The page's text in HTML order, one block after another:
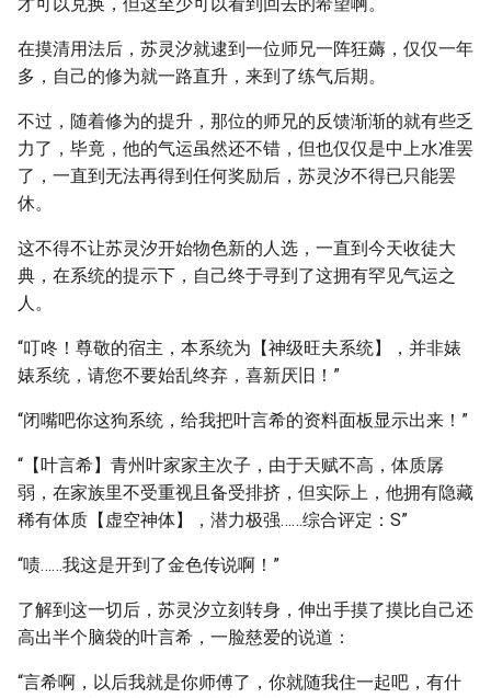
在摸清用法后，苏灵汐就逮到一位师兄一阵狂薅，仅仅一年
多，自己的修为就一路直升，来到了练气后期。
不过，随着修为的提升，那位的师兄的反馈渐渐的就有些乏
力了，毕竟，他的气运虽然还不错，但也仅仅是中上水准罢
了，一直到无法再得到任何奖励后，苏灵汐不得已只能罢
休。
这不得不让苏灵汐开始物色新的人选，一直到今天收徒大
典，在系统的提示下，自己终于寻到了这拥有罕见气运之
人。
“叮咚！尊敬的宿主，本系统为【神级旺夫系统】，并非婊
婊系统，请您不要始乱终弃，喜新厌旧！”
“闭嘴吧你这狗系统，给我把叶言希的资料面板显示出来！”
“【叶言希】青州叶家家主次子，由于天赋不高，体质孱
弱，在家族里不受重视且备受排挤，但实际上，他拥有隐藏
稀有体质【虚空神体】，潜力极强……综合评定：S”
“啧……我这是开到了金色传说啊！”
了解到这一切后，苏灵汐立刻转身，伸出手摸了摸比自己还
高出半个脑袋的叶言希，一脸慈爱的说道：
“言希啊，以后我就是你师傅了，你就随我住一起吧，有什